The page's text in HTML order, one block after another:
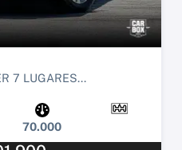
7 LUGARES...
70.000